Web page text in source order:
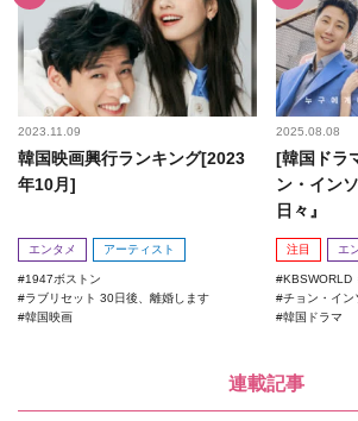
2023.11.09
韓国映画興行ランキング[2023
年10月]
エンタメ アーティスト
1947ボストン
ラブリセット 30日後、離婚します
韓国映画
2025.08.08
[韓国ドラ
ン・イン
日々』
注目 エ
KBSWORLD
チョン・イン
韓国ドラマ
連載記事